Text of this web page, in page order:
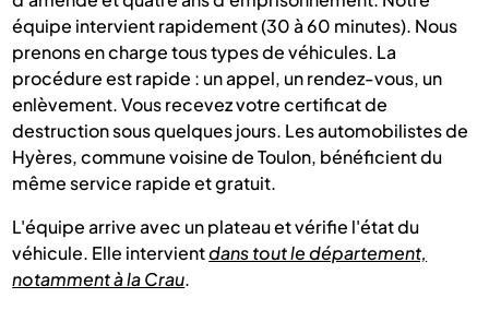
équipe intervient rapidement (30 à 60 minutes). Nous
prenons en charge tous types de véhicules. La
procédure est rapide : un appel, un rendez-vous, un
enlèvement. Vous recevez votre certificat de
destruction sous quelques jours. Les automobilistes de
Hyères, commune voisine de Toulon, bénéficient du
même service rapide et gratuit.
L'équipe arrive avec un plateau et vérifie l'état du
véhicule. Elle intervientdans tout le département,
notamment à la Crau.